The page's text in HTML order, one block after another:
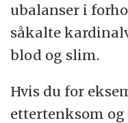
ubalanser i
såkalte
blod og slim.
Hvis du for
ettertenksom